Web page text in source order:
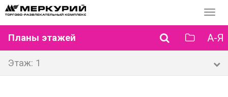
Планы этажей А-Я
Этаж: 1